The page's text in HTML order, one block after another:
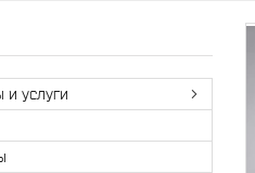
и услуги